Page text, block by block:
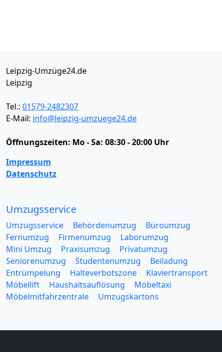
Leipzig-Umzüge24.de
Leipzig
Tel.: 01579-2482307
E-Mail: info@leipzig-umzuege24.de
Öffnungszeiten: Mo - Sa: 08:30 - 20:00 Uhr
Impressum
Datenschutz
Umzugsservice
Umzugsservice Behördenumzug
Büroumzug
Fernumzug
Firmenumzug
Laborumzug
Mini Umzug
Praxisumzug
Privatumzug
Seniorenumzug
Studentenumzug
Beiladung
Entrümpelung
Halteverbotszone
Klaviertransport
Möbellift
Haushaltsauflösung
Möbeltaxi
Möbelmitfahrzentrale
Umzugskartons